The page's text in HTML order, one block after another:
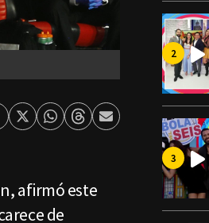
TwitterWhatsapp
ThreadsEnviar
afirmó este
de